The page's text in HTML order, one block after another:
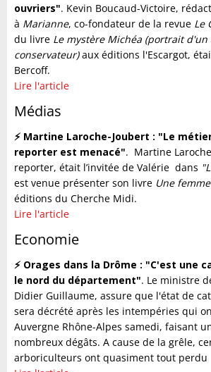
ouvriers". Kevin Boucaud-Victoire,
à Marianne, co-fondateur de la revue Le
du livre Le mystère Michéa (portrait
conservateur)aux éditions l'Escargot,
Bercoff.
Lire l'article
Médias
⚡️ Martine Laroche-Joubert : "Le
reporter est menacé". Martine
reporter, était l’invitée de Valérie dans
est venue présenter son livre Une
éditions du Cherche Midi.
Lire l'article
Economie
⚡️ Orages dans la Drôme : "C'est une
le nord du département". Le ministre
Didier Guillaume, assure que l'état de
sera décrété après les intempéries qui
Auvergne Rhône-Alpes samedi, faisant
nombreux dégâts. A cause de la grêle,
arboriculteurs ont quasiment tout perdu